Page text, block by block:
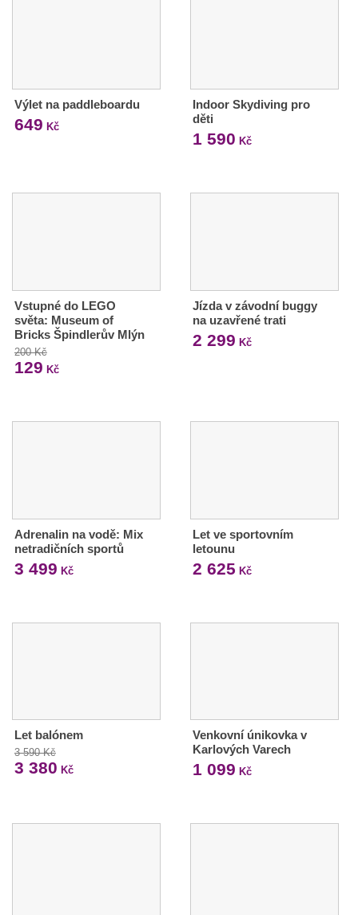
Výlet na paddleboardu
649 Kč
Indoor Skydiving pro
děti
1 590 Kč
Vstupné do LEGO
světa: Museum of
Bricks Špindlerův Mlýn
200 Kč
129 Kč
Jízda v závodní buggy
na uzavřené trati
2 299 Kč
Adrenalin na vodě: Mix
netradičních sportů
3 499 Kč
Let ve sportovním
letounu
2 625 Kč
Let balónem
3 590 Kč
3 380 Kč
Venkovní únikovka v
Karlových Varech
1 099 Kč